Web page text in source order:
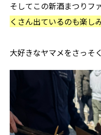
そしてこの新酒まつりフ
くさん出ているのも楽し
大好きなヤマメをさっそ